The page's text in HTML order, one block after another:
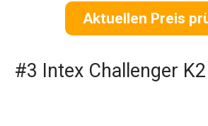
Aktuellen Preis
#3 Intex Challenger